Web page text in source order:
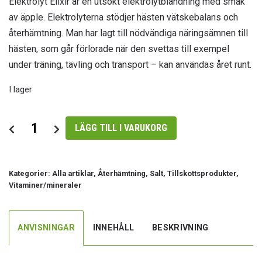
av äpple. Elektrolyterna stödjer hästen vätskebalans och
återhämtning. Man har lagt till nödvändiga näringsämnen till
hästen, som går förlorade när den svettas till exempel
under träning, tävling och transport – kan användas året runt.
I lager
Elixir
mängd
LÄGG TILL I VARUKORG
Kategorier: Alla artiklar, Återhämtning, Salt, Tillskottsprodukter,
Vitaminer/mineraler
ANVISNINGAR INNEHÅLL BESKRIVNING